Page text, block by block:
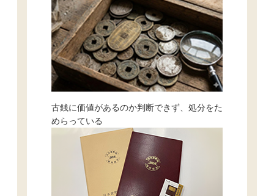
古銭に価値があるのか判断できず、処分をた
めらっている